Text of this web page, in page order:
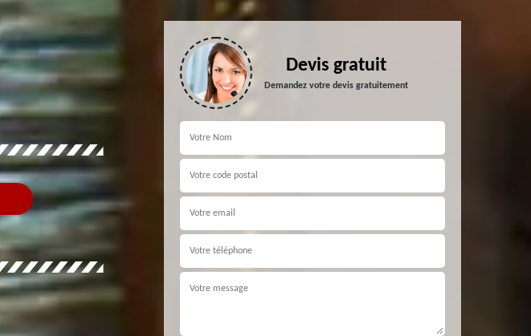
Devis gratuit
Demandez votre devis gratuitement